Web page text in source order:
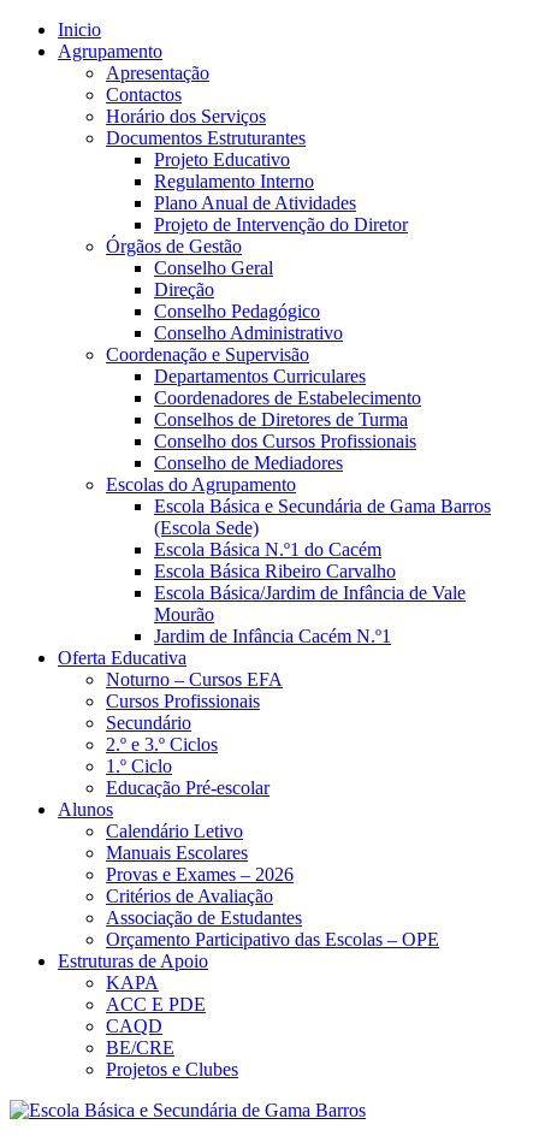
Inicio
Agrupamento
Apresentação
Contactos
Horário dos Serviços
Documentos Estruturantes
Projeto Educativo
Regulamento Interno
Plano Anual de Atividades
Projeto de Intervenção do Diretor
Órgãos de Gestão
Conselho Geral
Direção
Conselho Pedagógico
Conselho Administrativo
Coordenação e Supervisão
Departamentos Curriculares
Coordenadores de Estabelecimento
Conselhos de Diretores de Turma
Conselho dos Cursos Profissionais
Conselho de Mediadores
Escolas do Agrupamento
Escola Básica e Secundária de Gama Barros
(Escola Sede)
Escola Básica N.º1 do Cacém
Escola Básica Ribeiro Carvalho
Escola Básica/Jardim de Infância de Vale
Mourão
Jardim de Infância Cacém N.º1
Oferta Educativa
Noturno – Cursos EFA
Cursos Profissionais
Secundário
2.º e 3.º Ciclos
1.º Ciclo
Educação Pré-escolar
Alunos
Calendário Letivo
Manuais Escolares
Provas e Exames – 2026
Critérios de Avaliação
Associação de Estudantes
Orçamento Participativo das Escolas – OPE
Estruturas de Apoio
KAPA
ACC E PDE
CAQD
BE/CRE
Projetos e Clubes